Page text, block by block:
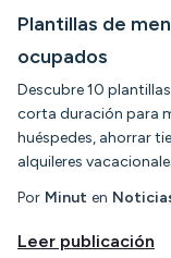
Plantillas de
ocupados
Descubre 10
corta duración para
huéspedes, ahorrar
alquileres
Por Minut en
Leer publicación